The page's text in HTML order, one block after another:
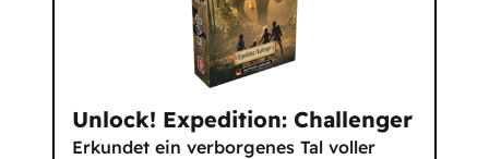
Unlock! Expedition: Challenger
Erkundet ein verborgenes Tal voller